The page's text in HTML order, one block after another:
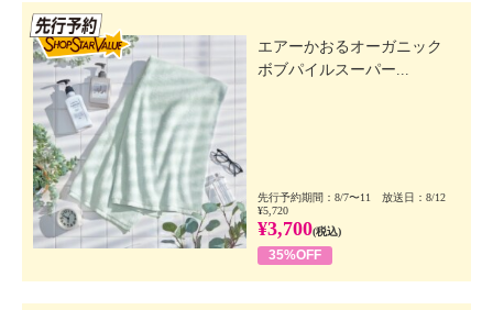
エアーかおるオーガニック
ボブパイルスーパー...
先行予約期間：8/7〜11 放送日：8/12
¥5,720
¥3,700(税込)
35%OFF